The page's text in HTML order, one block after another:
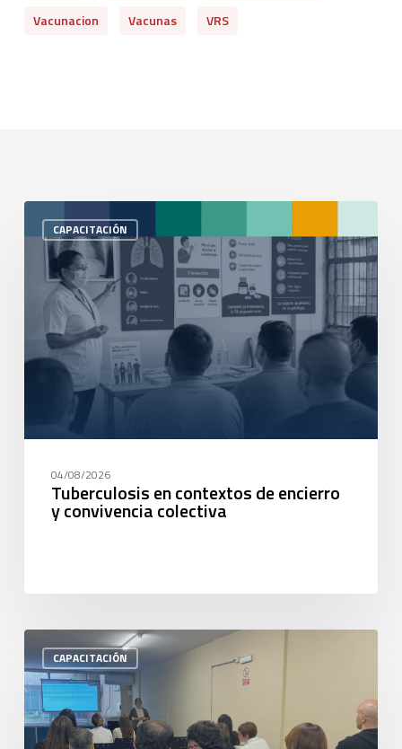
Vacunacion
Vacunas VRS
CAPACITACIÓN
04/08/2026
Tuberculosis en contextos de encierro
y convivencia colectiva
CAPACITACIÓN